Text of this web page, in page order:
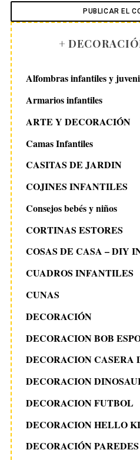
+
Alfombras infantiles y
Armarios infantiles
ARTE Y DECORACIÓN
Camas Infantiles
CASITAS DE JARDIN
COJINES INFANTILES
Consejos bebés y niños
CORTINAS ESTORES
COSAS DE CASA – DIY
CUADROS INFANTILES
CUNAS
DECORACIÓN
DECORACION BOB
DECORACION CASERA
DECORACION
DECORACION FUTBOL
DECORACION HELLO
DECORACIÓN PAREDES